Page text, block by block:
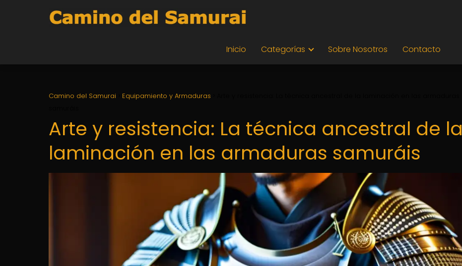
Inicio Categorías Sobre Nosotros Contacto
Camino del Samurai Equipamiento y Armaduras
Arte y resistencia: La técnica ancestral de la
laminación en las armaduras samuráis